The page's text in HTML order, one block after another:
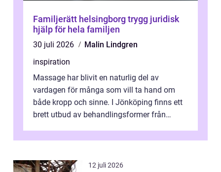
Familjerätt helsingborg trygg juridisk
hjälp för hela familjen
30 juli 2026
Malin Lindgren
inspiration
Massage har blivit en naturlig del av
vardagen för många som vill ta hand om
både kropp och sinne. I Jönköping finns ett
brett utbud av behandlingsformer från
12 juli 2026